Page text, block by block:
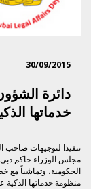
30/09/2015
دائرة
خدماتها
تنفيذا لتوجيهات
مجلس الوزراء حاكم دبي،
منظومة خدماتها الذكية